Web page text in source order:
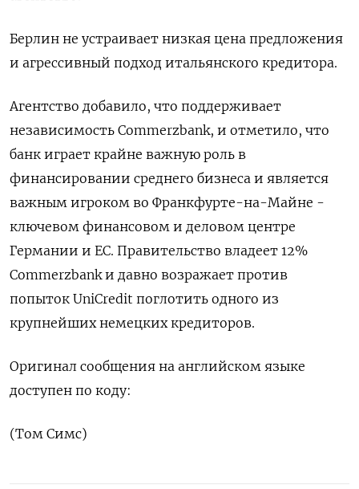
Берлин не ​устраивает низкая ⁠цена ‌предложения
и ‌агрессивный подход итальянского кредитора.
Агентство добавило, ​что поддерживает
‌независимость Commerzbank, и отметило, ​что
банк играет ‌крайне важную роль в
финансировании среднего бизнеса ​и ​является
‌важным игроком во Франкфурте-на-Майне - ​
ключевом финансовом и деловом центре
Германии и ЕС. Правительство владеет 12%
Commerzbank и давно ​возражает против
попыток ⁠UniCredit поглотить одного из
‌крупнейших немецких кредиторов.
Оригинал ‌сообщения на английском языке ​
доступен по ‌коду:
(Том Симс)